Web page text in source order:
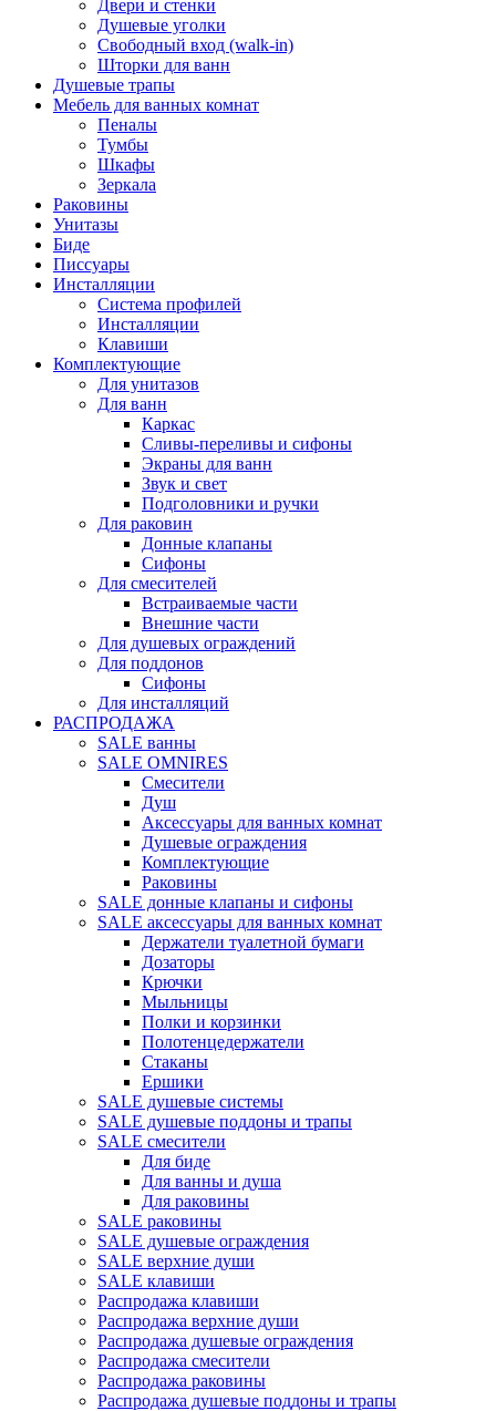
Двери и стенки
Душевые уголки
Свободный вход (walk-in)
Шторки для ванн
Душевые трапы
Мебель для ванных комнат
Пеналы
Тумбы
Шкафы
Зеркала
Раковины
Унитазы
Биде
Писсуары
Инсталляции
Система профилей
Инсталляции
Клавиши
Комплектующие
Для унитазов
Для ванн
Каркас
Сливы-переливы и сифоны
Экраны для ванн
Звук и свет
Подголовники и ручки
Для раковин
Донные клапаны
Сифоны
Для смесителей
Встраиваемые части
Внешние части
Для душевых ограждений
Для поддонов
Сифоны
Для инсталляций
РАСПРОДАЖА
SALE ванны
SALE OMNIRES
Смесители
Душ
Аксессуары для ванных комнат
Душевые ограждения
Комплектующие
Раковины
SALE донные клапаны и сифоны
SALE аксессуары для ванных комнат
Держатели туалетной бумаги
Дозаторы
Крючки
Мыльницы
Полки и корзинки
Полотенцедержатели
Стаканы
Ершики
SALE душевые системы
SALE душевые поддоны и трапы
SALE смесители
Для биде
Для ванны и душа
Для раковины
SALE раковины
SALE душевые ограждения
SALE верхние души
SALE клавиши
Распродажа клавиши
Распродажа верхние души
Распродажа душевые ограждения
Распродажа смесители
Распродажа раковины
Распродажа душевые поддоны и трапы